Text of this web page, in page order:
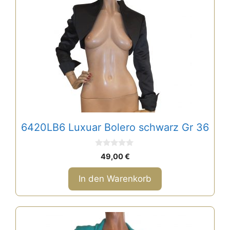
6420LB6 Luxuar Bolero schwarz Gr 36
o
n
5
49,00€
In den Warenkorb